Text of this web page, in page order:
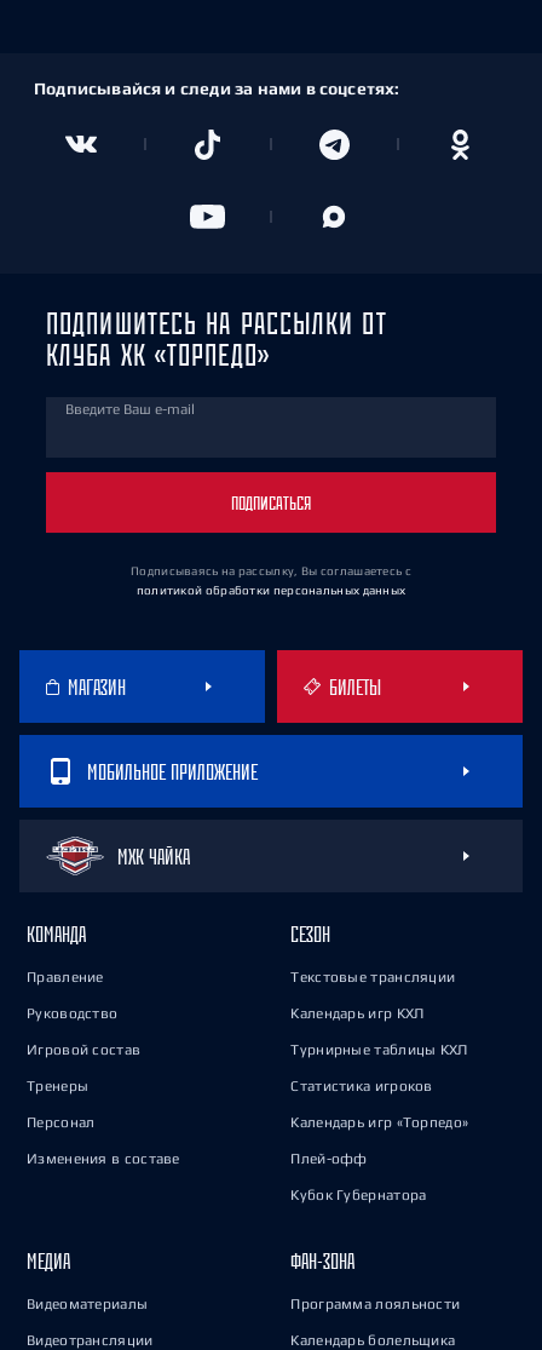
Подписывайся и следи за нами в соцсетях:
ПОДПИШИТЕСЬ НА РАССЫЛКИ ОТ
КЛУБА ХК «ТОРПЕДО»
Введите Ваш e-mail
ПОДПИСАТЬСЯ
Подписываясь на рассылку, Вы соглашаетесь с
политикой обработки персональных данных
МАГАЗИН БИЛЕТЫ
МОБИЛЬНОЕ ПРИЛОЖЕНИЕ
МХК ЧАЙКА
КОМАНДА
Правление
Руководство
Игровой состав
Тренеры
Персонал
Изменения в составе
СЕЗОН
Текстовые трансляции
Календарь игр КХЛ
Турнирные таблицы КХЛ
Статистика игроков
Календарь игр «Торпедо»
Плей-офф
Кубок Губернатора
МЕДИА
Видеоматериалы
Видеотрансляции
ФАН-ЗОНА
Программа лояльности
Календарь болельщика